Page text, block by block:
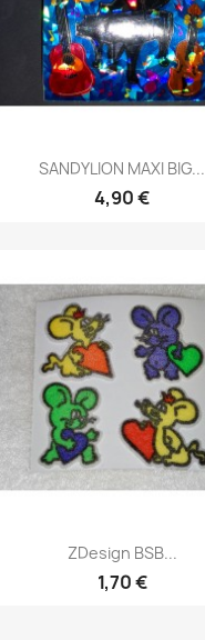
SANDYLION MAXI BIG...
4,90 €
ZDesign BSB...
1,70 €